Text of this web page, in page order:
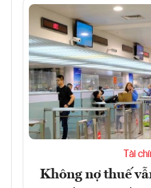
Tài
Không nợ thuế